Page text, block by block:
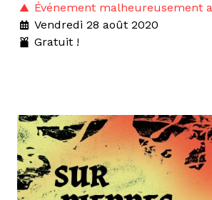
Événement malheureusement
Vendredi 28 août 2020
Gratuit !